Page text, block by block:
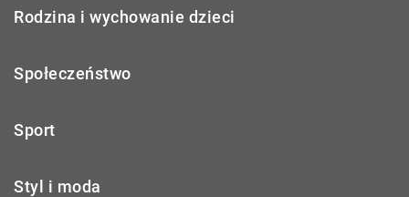
Rodzina i wychowanie dzieci
Społeczeństwo
Sport
Styl i moda